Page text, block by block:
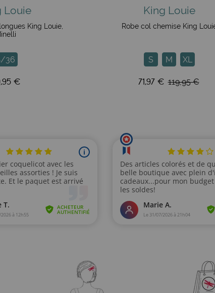
Louie
King Louie,
36
€
King Louie
Robe col chemise King
S M XL
71,97 € 119,95 €